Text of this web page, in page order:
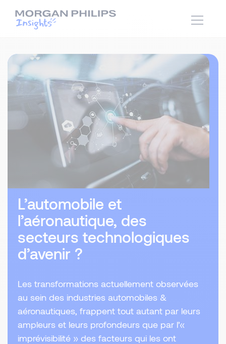
L’automobile et
l’aéronautique, des
secteurs technologiques
d’avenir ?
Les transformations actuellement observées
au sein des industries automobiles &
aéronautiques, frappent tout autant par leurs
ampleurs et leurs profondeurs que par l’«
imprévisibilité » des facteurs qui les ont